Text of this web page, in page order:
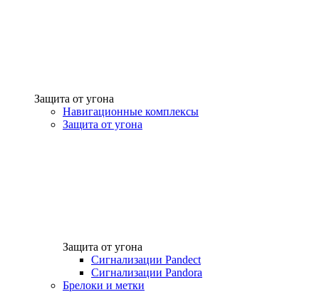
Защита от угона
Навигационные комплексы
Защита от угона
Защита от угона
Сигнализации Pandect
Сигнализации Pandora
Брелоки и метки